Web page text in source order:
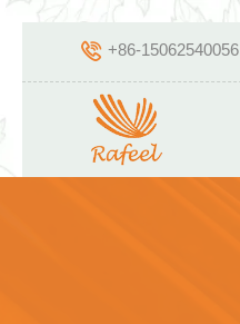
+86-15062540056